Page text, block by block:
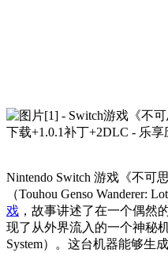
Nintendo Switch 游戏《不可
（Touhou Genso Wanderer:
戏 ，故事讲述了在一个偶然
现了从外界流入的一个神秘
System）。这台机器能够生